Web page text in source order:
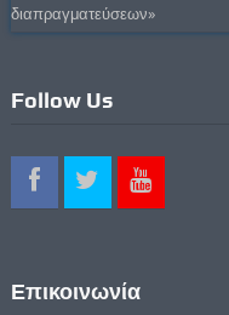
διαπραγματεύσεων»
Follow Us
Επικοινωνία